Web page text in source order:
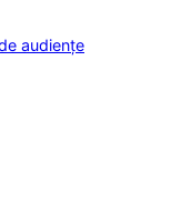
audiențe